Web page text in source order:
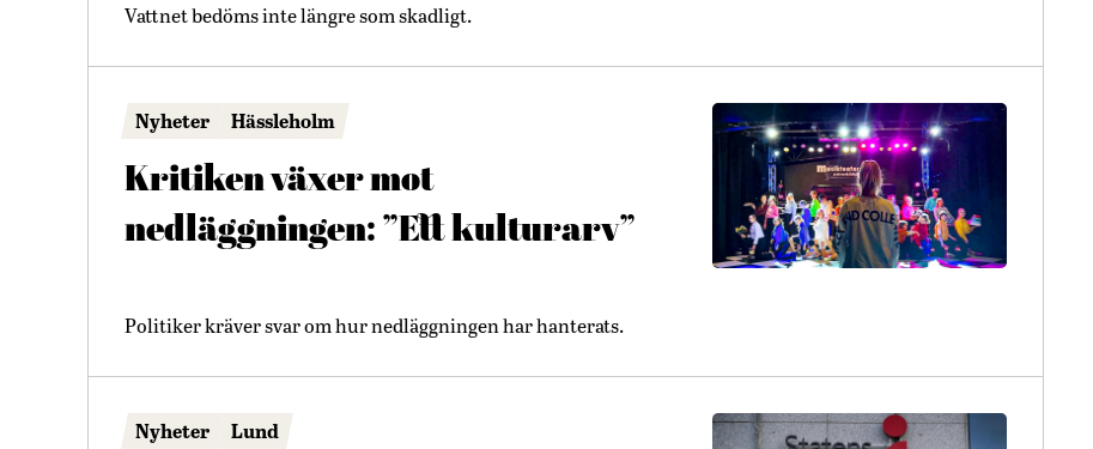
Vattnet bedöms inte längre som skadligt.
Nyheter Hässleholm
Kritiken växer mot
nedläggningen: ”Ett kulturarv”
Politiker kräver svar om hur nedläggningen har hanterats.
Nyheter Lund